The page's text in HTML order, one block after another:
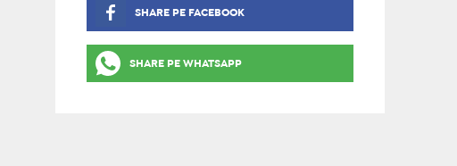
SHARE PE FACEBOOK
SHARE PE WHATSAPP